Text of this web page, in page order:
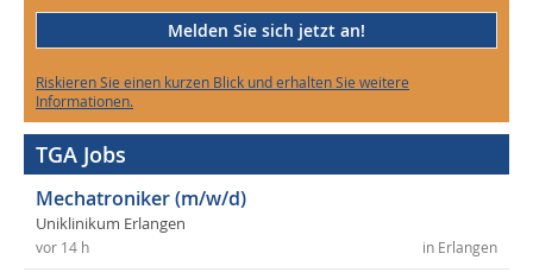
Melden Sie sich jetzt an!
Riskieren Sie einen kurzen Blick und erhalten Sie weitere
Informationen.
TGA Jobs
Mechatroniker (m/w/d)
Uniklinikum Erlangen
in Erlangen
vor 14 h